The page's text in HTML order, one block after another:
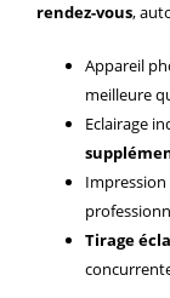
rendez-vous,
Appareil
meilleure
Eclairage
Tirage